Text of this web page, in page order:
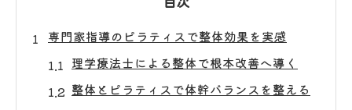
専門家指導のピラティスで整体効果を実感
理学療法士による整体で根本改善へ導く
整体とピラティスで体幹バランスを整える